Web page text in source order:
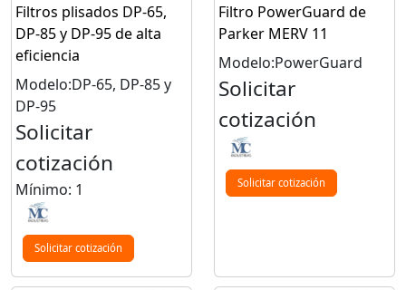
Filtros plisados DP-65,
DP-85 y DP-95 de alta
eficiencia
Modelo:DP-65, DP-85 y
DP-95
Solicitar
cotización
Mínimo: 1
Solicitar cotización
Filtro PowerGuard de
Parker MERV 11
Modelo:PowerGuard
Solicitar
cotización
Solicitar cotización